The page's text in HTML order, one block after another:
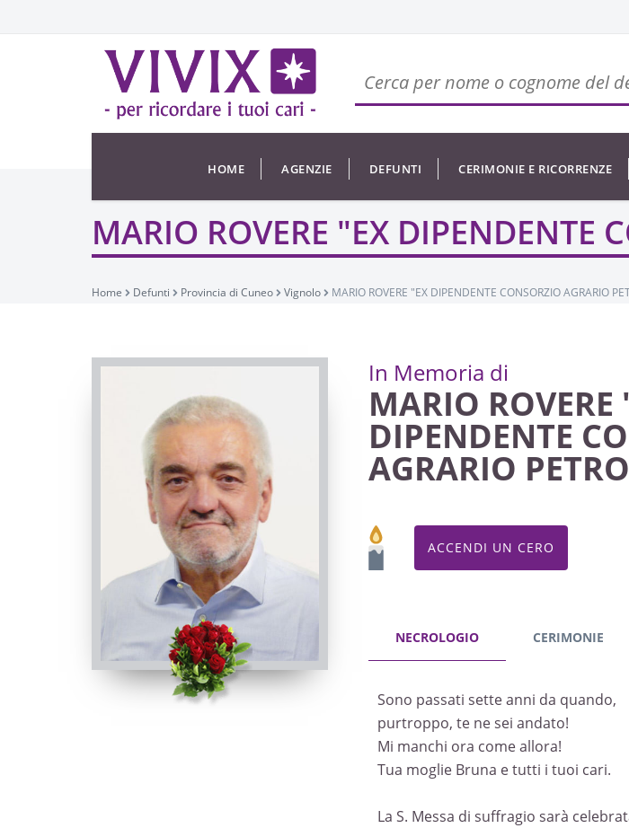
HOME AGENZIE DEFUNTI CERIMONIE E RICORRENZE
MARIO ROVERE "EX DIPENDENTE
Home Defunti Provincia di Cuneo Vignolo MARIO ROVERE "EX DIPENDENTE CONSORZIO AGRARIO
In Memoria di
MARIO ROVERE
DIPENDENTE
AGRARIO
ACCENDI UN CERO
NECROLOGIO CERIMONIE
Sono passati sette anni da quando,
purtroppo, te ne sei andato!
Mi manchi ora come allora!
Tua moglie Bruna e tutti i tuoi cari.
La S. Messa di suffragio sarà